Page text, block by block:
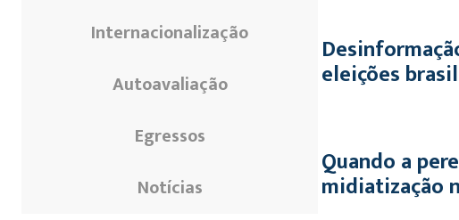
Internacionalização
Autoavaliação
Egressos
Notícias
eleições
Quando a
midiatização